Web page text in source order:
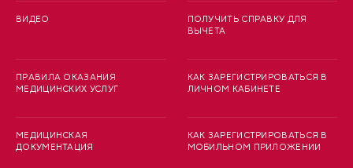
ВИДЕО
ПРАВИЛА ОКАЗАНИЯ
МЕДИЦИНСКИХ УСЛУГ
МЕДИЦИНСКАЯ
ДОКУМЕНТАЦИЯ
ПОЛУЧИТЬ СПРАВКУ ДЛЯ
ВЫЧЕТА
КАК ЗАРЕГИСТРИРОВАТЬСЯ В
ЛИЧНОМ КАБИНЕТЕ
КАК ЗАРЕГИСТРИРОВАТЬСЯ В
МОБИЛЬНОМ ПРИЛОЖЕНИИ